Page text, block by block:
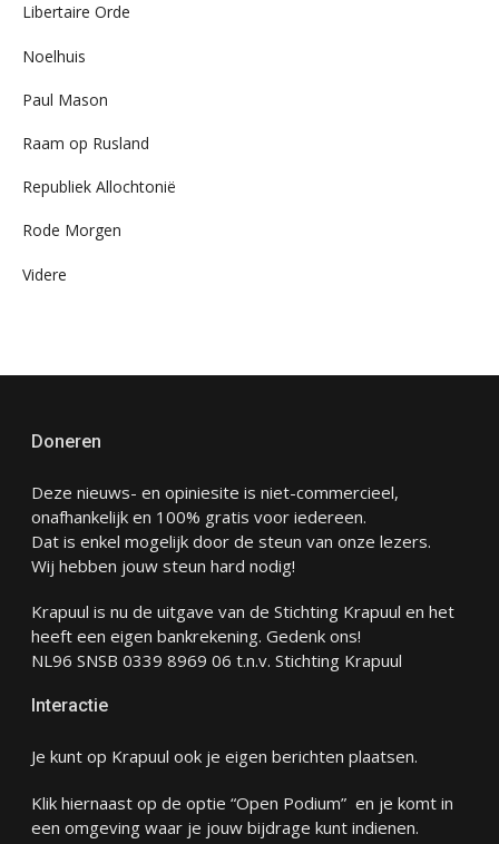
Libertaire Orde
Noelhuis
Paul Mason
Raam op Rusland
Republiek Allochtonië
Rode Morgen
Videre
Doneren
Deze nieuws- en opiniesite is niet-commercieel,
onafhankelijk en 100% gratis voor iedereen.
Dat is enkel mogelijk door de steun van onze lezers.
Wij hebben jouw steun hard nodig!
Krapuul is nu de uitgave van de Stichting Krapuul en het
heeft een eigen bankrekening. Gedenk ons!
NL96 SNSB 0339 8969 06 t.n.v. Stichting Krapuul
Interactie
Je kunt op Krapuul ook je eigen berichten plaatsen.
Klik hiernaast op de optie “Open Podium” en je komt in
een omgeving waar je jouw bijdrage kunt indienen.